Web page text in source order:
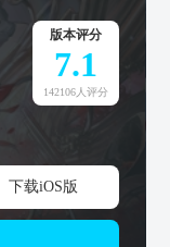
版本评分
7.1
142106人评分
下载iOS版